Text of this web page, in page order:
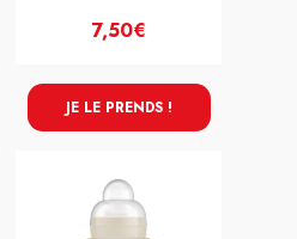
7,50€
JE LE PRENDS !